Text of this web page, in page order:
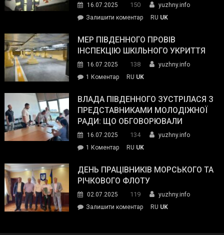
силових
та
органів:
«Наш
спільний
окупанти.
Маємо
діяти
команда
16.07.2025 150
yuzhny.info
Залишити коментарon
ДСНС
власноруч
пожежу
у
RU UK
МЕР ПІВДЕННОГО ПРОВІВ
ІНСПЕКЦІЮ ШКІЛЬНОГО УКРИТТЯ
16.07.2025 138
yuzhny.info
1 Коментардо
Південного
провів
інспекцію
укриття
RU UK
ВЛАДА ПІВДЕННОГО ЗУСТРІЛАСЯ З
ПРЕДСТАВНИКАМИ МОЛОДІЖНОЇ
РАДИ: ЩО ОБГОВОРЮВАЛИ
16.07.2025 134
yuzhny.info
1 Коментардо
Південного
зустрілася
представниками
молодіжної
RU UK
ДЕНЬ ПРАЦІВНИКІВ МОРСЬКОГО ТА
РІЧКОВОГО ФЛОТУ
02.07.2025 119
yuzhny.info
Залишити коментарon
RU UK